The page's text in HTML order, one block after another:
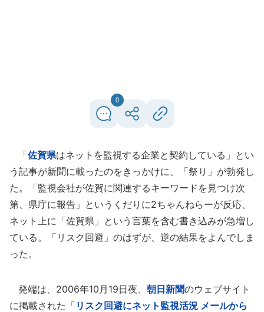
0
「佐賀県はネットを監視する企業と契約している」とい
う記事が新聞に載ったのをきっかけに、「祭り」が勃発し
た。「監視会社が佐賀に関連するキーワードを見つけ次
第、県庁に報告」というくだりに2ちゃんねらーが反応、
ネット上に「佐賀県」という言葉を含む書き込みが急増し
ている。「リスク回避」のはずが、逆の結果をよんでしま
った。
発端は、2006年10月19日夜、 朝日新聞のウェブサイト
に掲載された「 リスク回避にネット監視活況 メールから